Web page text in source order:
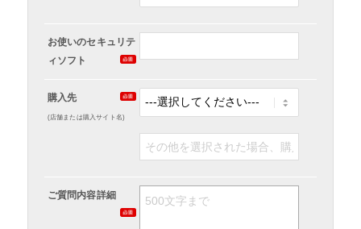
お使いのセキュリテ
ィソフト
購入先
(店舗または購入サイト名)
ご質問内容詳細